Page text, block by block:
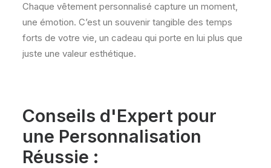
Chaque vêtement personnalisé capture un moment,
une émotion. C’est un souvenir tangible des temps
forts de votre vie, un cadeau qui porte en lui plus que
juste une valeur esthétique.
Conseils d'Expert pour
une Personnalisation
Réussie :